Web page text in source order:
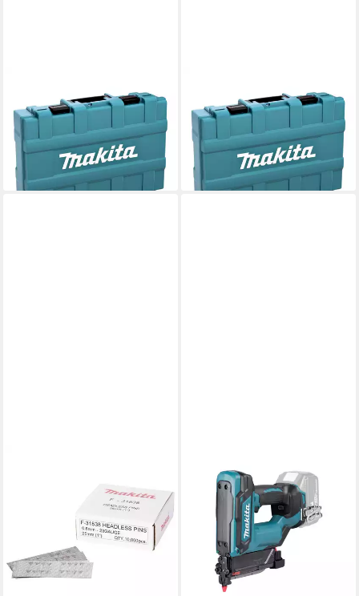
Nagler DBN 901 RT1K 18 V
50 - 90 mm + 1x Akku 5,0 Ah
+ Ladegerät + Koffer
770,81 €
lieferbar - in 2-3 Werktagen bei dir
Nagler DBN 901 RGK 18 V 50
- 90 mm + 2x Akku 6,0 Ah +
Ladegerät + Koffer
876,64 €
lieferbar - in 2-3 Werktagen bei dir